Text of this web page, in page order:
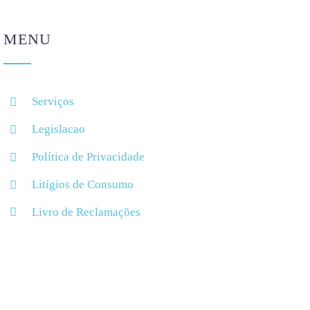
MENU
Serviços
Legislacao
Política de Privacidade
Litígios de Consumo
Livro de Reclamações